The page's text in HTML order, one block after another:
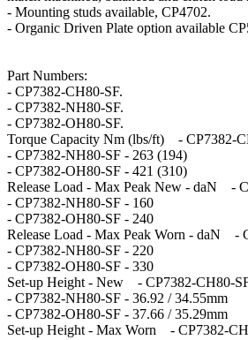
- Mounting studs available, CP4702.
- Organic Driven Plate option available
Part Numbers:
- CP7382-CH80-SF.
- CP7382-NH80-SF.
- CP7382-OH80-SF.
Torque Capacity Nm (lbs/ft) - CP7382-
- CP7382-NH80-SF - 263 (194)
- CP7382-OH80-SF - 421 (310)
Release Load - Max Peak New - daN -
- CP7382-NH80-SF - 160
- CP7382-OH80-SF - 240
Release Load - Max Peak Worn - daN -
- CP7382-NH80-SF - 220
- CP7382-OH80-SF - 330
Set-up Height - New - CP7382-CH80-
- CP7382-NH80-SF - 36.92 / 34.55mm
- CP7382-OH80-SF - 37.66 / 35.29mm
Set-up Height - Max Worn - CP7382-